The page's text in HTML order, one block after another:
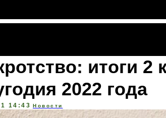
итоги 2
2022 года
14:43 Новости